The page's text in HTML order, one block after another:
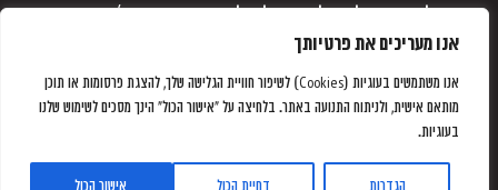
אנו מעריכים את פרטיותך
אנו משתמשים בעוגיות (Cookies) לשיפור חוויית הגלישה שלך, להצגת פרסומות או תוכן
מותאם אישית, ולניתוח התנועה באתר. בלחיצה על "אישור הכול" הינך מסכים לשימוש שלנו
בעוגיות.
הגדרות דחיית הכול אישור הכול
ופקסימיליה, וזאת כל עוד לא נתקבלה כל הודעה אחרת ממני/